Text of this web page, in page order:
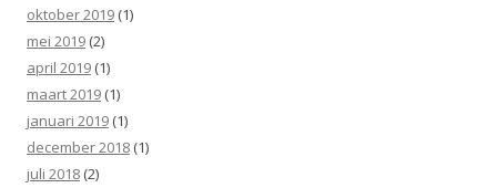
oktober 2019 (1)
mei 2019 (2)
april 2019 (1)
maart 2019 (1)
januari 2019 (1)
december 2018 (1)
juli 2018 (2)